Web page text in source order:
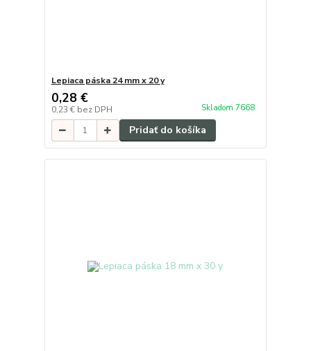
Lepiaca páska 24 mm x 20 y
0,28 €
0,23 € bez DPH Skladom 7668
Pridať do košíka